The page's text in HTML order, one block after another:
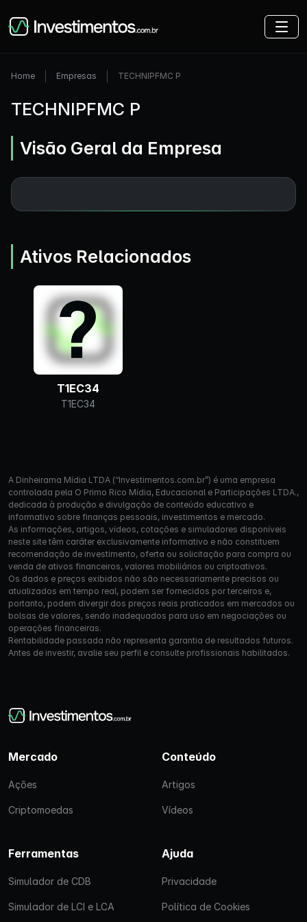
Home Empresas TECHNIPFMC P
TECHNIPFMC P
Visão Geral da Empresa
Ativos Relacionados
T1EC34
T1EC34
A Dinheirama Mídia LTDA (“Investimentos.com.br”) é uma empresa
controlada pela O Primo Rico Mídia, Educacional e Participações LTDA.,
dedicada à produção e divulgação de conteúdo educativo e
informativo sobre finanças pessoais, investimentos e mercado.
As informações, artigos, vídeos, cotações e simuladores disponíveis
neste site têm caráter exclusivamente informativo e não constituem
recomendação de investimento, oferta ou solicitação para compra ou
venda de ativos financeiros, valores mobiliários ou criptoativos.
Os dados e preços exibidos não são necessariamente precisos ou
atualizados em tempo real, podem ser fornecidos por terceiros e,
portanto, podem divergir dos preços reais praticados em mercados ou
bolsas de valores, sendo inadequados para uso em negociações ou
operações financeiras.
Rentabilidade passada não representa garantia de resultados futuros.
Antes de investir, avalie seu perfil e consulte profissionais habilitados.
Mercado
Ações
Criptomoedas
Conteúdo
Artigos
Vídeos
Ferramentas
Simulador de CDB
Simulador de LCI e LCA
Ajuda
Privacidade
Política de Cookies